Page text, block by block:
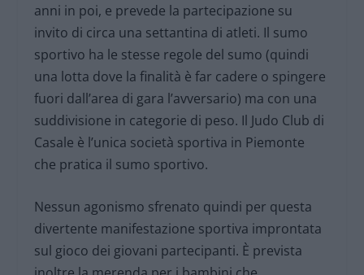
anni in poi, e prevede la partecipazione su
invito di circa una settantina di atleti. Il sumo
sportivo ha le stesse regole del sumo (quindi
una lotta dove la finalità è far cadere o spingere
fuori dall’area di gara l’avversario) ma con una
suddivisione in categorie di peso. Il Judo Club di
Casale è l’unica società sportiva in Piemonte
che pratica il sumo sportivo.
Nessun agonismo sfrenato quindi per questa
divertente manifestazione sportiva improntata
sul gioco dei giovani partecipanti. È prevista